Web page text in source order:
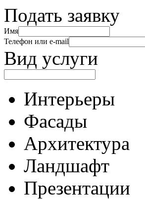
Подать заявку
Имя
Телефон или e-mail
Вид услуги
Интерьеры
Фасады
Архитектура
Ландшафт
Презентации